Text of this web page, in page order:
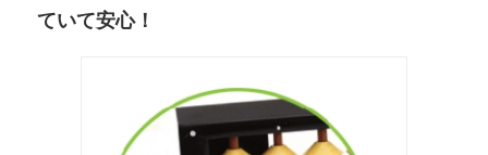
ていて安心！